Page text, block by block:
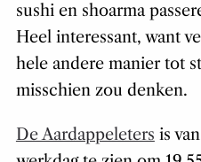
sushi en shoarma
Heel interessant, want
hele andere manier tot
misschien zou denken.
De Aardappeleters is